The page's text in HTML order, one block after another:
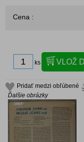
Cena :
ks
Pridať medzi obľúbené
Ďalšie obrázky